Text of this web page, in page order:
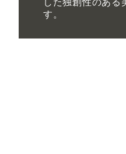
した独創性のある
す。